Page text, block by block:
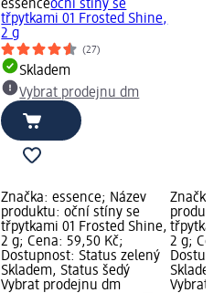
essenceoční stíny se
třpytkami 01 Frosted Shine,
2 g
(27)
Skladem
Vybrat prodejnu dm
Značka: essence; Název
produktu: oční stíny se
třpytkami 01 Frosted Shine,
2 g; Cena: 59,50 Kč;
Dostupnost: Status zelený
Skladem, Status šedý
Vybrat prodejnu dm
Značka:
2 g;
Vybrat